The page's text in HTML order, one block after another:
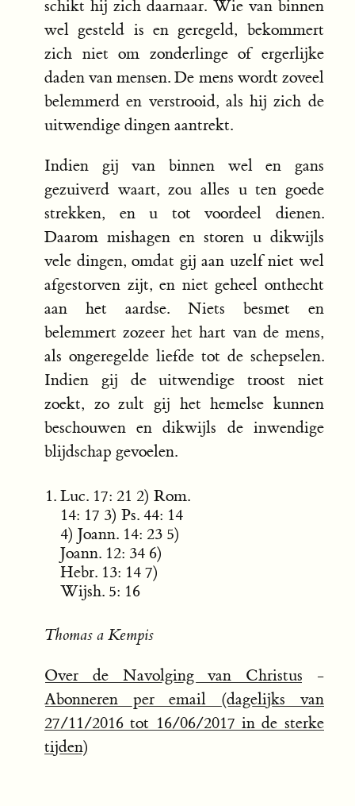
schikt hij zich daarnaar. Wie van binnen
wel gesteld is en geregeld, bekommert
zich niet om zonderlinge of ergerlijke
daden van mensen. De mens wordt zoveel
belemmerd en verstrooid, als hij zich de
uitwendige dingen aantrekt.
Indien gij van binnen wel en gans
gezuiverd waart, zou alles u ten goede
strekken, en u tot voordeel dienen.
Daarom mishagen en storen u dikwijls
vele dingen, omdat gij aan uzelf niet wel
afgestorven zijt, en niet geheel onthecht
aan het aardse. Niets besmet en
belemmert zozeer het hart van de mens,
als ongeregelde liefde tot de schepselen.
Indien gij de uitwendige troost niet
zoekt, zo zult gij het hemelse kunnen
beschouwen en dikwijls de inwendige
blijdschap gevoelen.
Luc. 17: 21 2) Rom.
14: 17 3) Ps. 44: 14
4) Joann. 14: 23 5)
Joann. 12: 34 6)
Hebr. 13: 14 7)
Wijsh. 5: 16
Thomas a Kempis
Over de Navolging van Christus -
Abonneren per email (dagelijks van
27/11/2016 tot 16/06/2017 in de sterke
tijden)